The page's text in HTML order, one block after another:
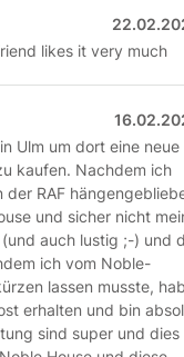
likes it very much
Ulm um dort eine neue
kaufen. Nachdem ich
RAF
und sicher nicht
auch lustig ;-) und
ich vom Noble-
lassen musste,
erhalten und bin
sind super und dies